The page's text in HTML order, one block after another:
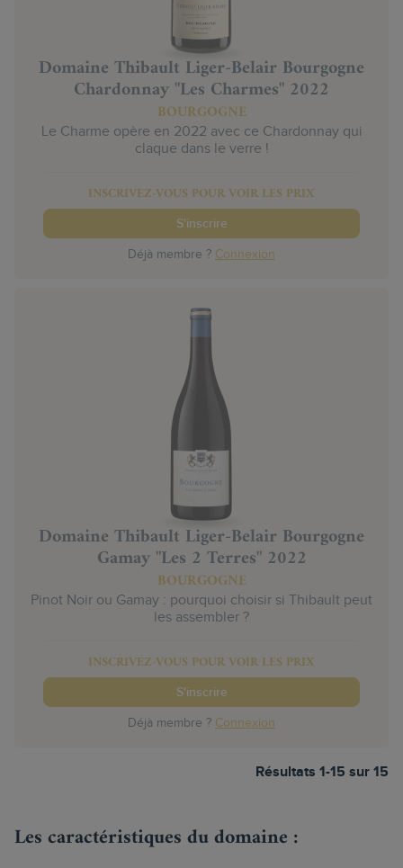
Domaine Thibault Liger-Belair Bourgogne
Chardonnay "Les Charmes" 2022
BOURGOGNE
Le Charme opère en 2022 avec ce Chardonnay qui
claque dans le verre !
INSCRIVEZ-VOUS POUR VOIR LES PRIX
S'inscrire
Déjà membre ? Connexion
Domaine Thibault Liger-Belair Bourgogne
Gamay "Les 2 Terres" 2022
BOURGOGNE
Pinot Noir ou Gamay : pourquoi choisir si Thibault peut
les assembler ?
INSCRIVEZ-VOUS POUR VOIR LES PRIX
S'inscrire
Déjà membre ? Connexion
Résultats 1-15 sur 15
Les caractéristiques du domaine :